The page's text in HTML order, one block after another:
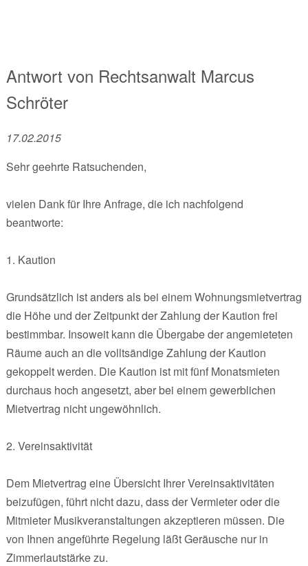
Antwort von Rechtsanwalt Marcus
Schröter
17.02.2015
Sehr geehrte Ratsuchenden,
vielen Dank für Ihre Anfrage, die ich nachfolgend
beantworte:
1. Kaution
Grundsätzlich ist anders als bei einem Wohnungsmietvertrag
die Höhe und der Zeitpunkt der Zahlung der Kaution frei
bestimmbar. Insoweit kann die Übergabe der angemieteten
Räume auch an die volltsändige Zahlung der Kaution
gekoppelt werden. Die Kaution ist mit fünf Monatsmieten
durchaus hoch angesetzt, aber bei einem gewerblichen
Mietvertrag nicht ungewöhnlich.
2. Vereinsaktivität
Dem Mietvertrag eine Übersicht Ihrer Vereinsaktivitäten
beizufügen, führt nicht dazu, dass der Vermieter oder die
Mitmieter Musikveranstaltungen akzeptieren müssen. Die
von Ihnen angeführte Regelung läßt Geräusche nur in
Zimmerlautstärke zu.